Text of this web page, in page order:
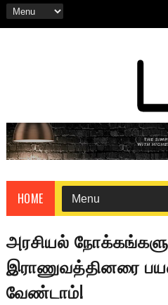
HOME
அரசியல்
இராணுவத்தினரை
வேண்டாம்!